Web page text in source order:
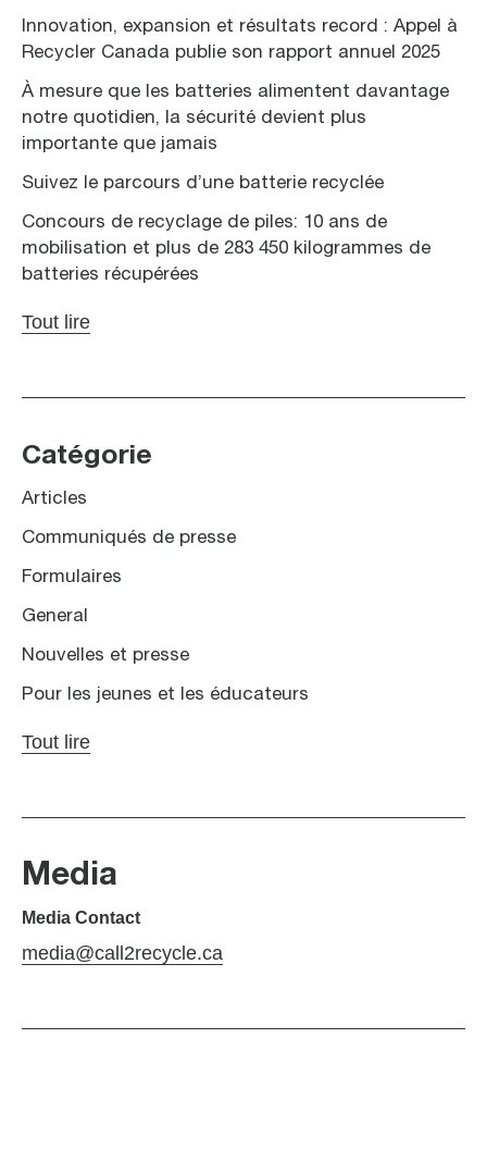
Innovation, expansion et résultats record : Appel à
Recycler Canada publie son rapport annuel 2025
À mesure que les batteries alimentent davantage
notre quotidien, la sécurité devient plus
importante que jamais
Suivez le parcours d’une batterie recyclée
Concours de recyclage de piles: 10 ans de
mobilisation et plus de 283 450 kilogrammes de
batteries récupérées
Tout lire
Catégorie
Articles
Communiqués de presse
Formulaires
General
Nouvelles et presse
Pour les jeunes et les éducateurs
Tout lire
Media
Media Contact
media@call2recycle.ca